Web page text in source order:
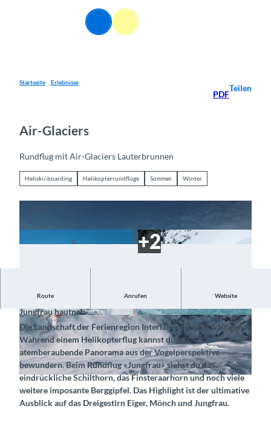
Suche Menü
Startseite Erlebnisse
PDF
Teilen
Air-Glaciers
Rundflug mit Air-Glaciers Lauterbrunnen
Heliski/-boarding Helikopterrundflüge Sommer Winter
© CC-BY-SA
CC-BY-SA ©CC-BY-SA
Route Anrufen Website
Fliege mit dem Helikopter und betrachte Eiger, Mönch und
Jungfrau hautnah
Die Landschaft der Ferienregion Interlaken ist überwältigend.
Während einem Helikopterflug kannst du das
atemberaubende Panorama aus der Vogelperspektive
bewundern. Beim Rundflug «Jungfrau» siehst du das
eindrückliche Schilthorn, das Finsteraarhorn und noch viele
weitere imposante Berggipfel. Das Highlight ist der ultimative
Ausblick auf das Dreigestirn Eiger, Mönch und Jungfrau.